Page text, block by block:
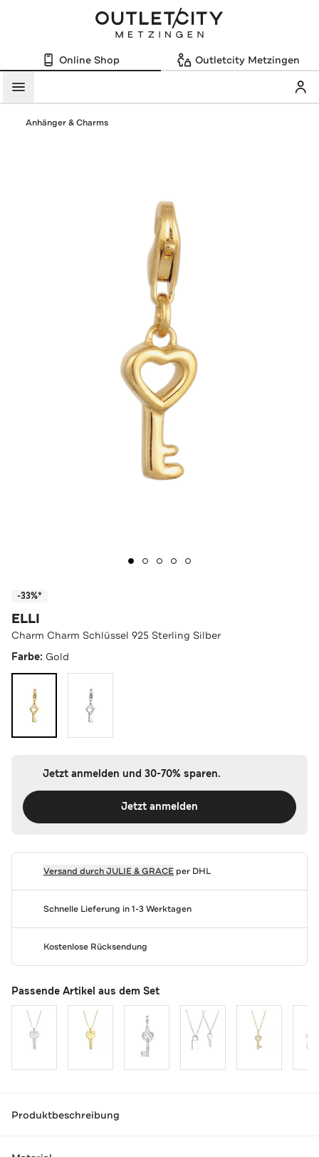
Online Shop Outletcity Metzingen
Menü
Anhänger & Charms
-33%*
ELLI
Charm Charm Schlüssel 925 Sterling Silber
Farbe: Gold
Jetzt anmelden und 30-70% sparen.
Jetzt anmelden
Versand durchJULIE & GRACEper DHL
Schnelle Lieferung in 1-3 Werktagen
Kostenlose Rücksendung
Passende Artikel aus dem Set
Produktbeschreibung